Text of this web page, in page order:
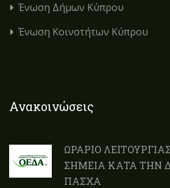
Ένωση Δήμων Κύπρου
Ένωση Κοινοτήτων Κύπρου
Ανακοινώσεις
ΩΡΑΡΙΟ
ΣΗΜΕΙΑ ΚΑΤΑ ΤΗΝ
ΠΑΣΧΑ